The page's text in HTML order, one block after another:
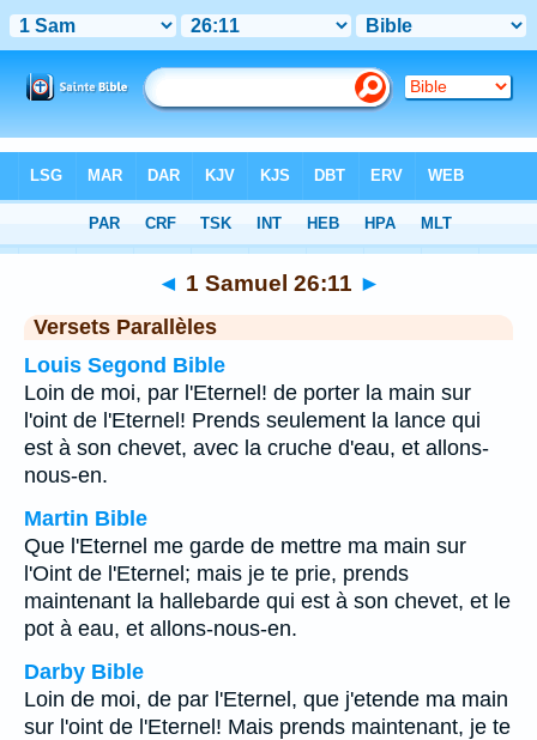
Chapitre 26 > Verset 11
◄ 1 Samuel 26:11 ►
Versets Parallèles
Louis Segond Bible
Loin de moi, par l'Eternel! de porter la main sur
l'oint de l'Eternel! Prends seulement la lance qui
est à son chevet, avec la cruche d'eau, et allons-
nous-en.
Martin Bible
Que l'Eternel me garde de mettre ma main sur
l'Oint de l'Eternel; mais je te prie, prends
maintenant la hallebarde qui est à son chevet, et le
pot à eau, et allons-nous-en.
Darby Bible
Loin de moi, de par l'Eternel, que j'etende ma main
sur l'oint de l'Eternel! Mais prends maintenant, je te